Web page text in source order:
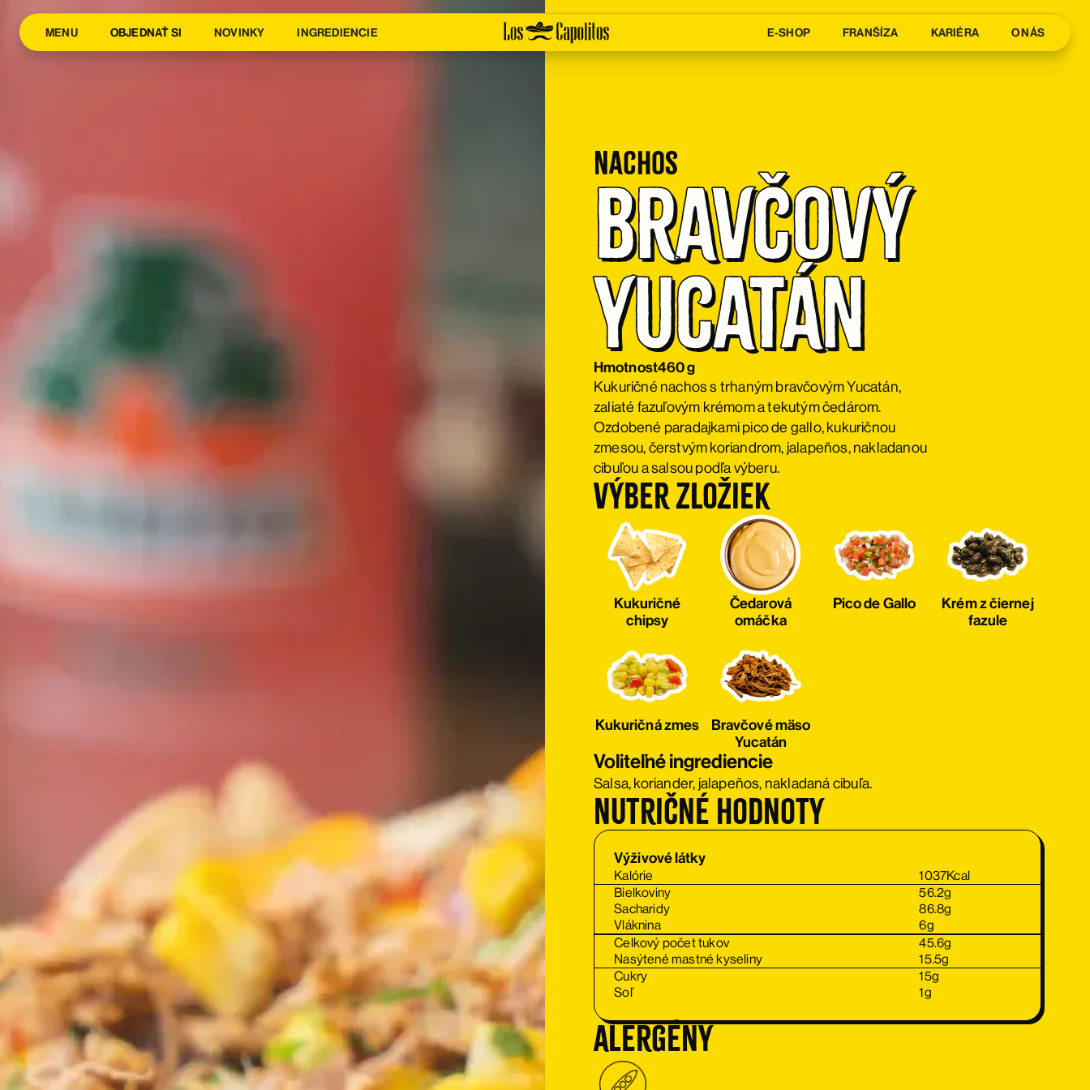
MENU OBJEDNAŤ SI NOVINKY INGREDIENCIE E-SHOP FRANŠÍZA KARIÉRA O NÁS
Nachos
Bravčový
Yucatán
Hmotnost460 g
Kukuričné nachos s trhaným bravčovým Yucatán,
zaliaté fazuľovým krémom a tekutým čedárom.
Ozdobené paradajkami pico de gallo, kukuričnou
zmesou, čerstvým koriandrom, jalapeños, nakladanou
cibuľou a salsou podľa výberu.
Výber zložiek
Kukuričné
chipsy
Čedarová
omáčka
Pico de Gallo
Krém z čiernej
fazule
Kukuričná zmes
Bravčové mäso
Yucatán
Voliteľné ingrediencie
Salsa, koriander, jalapeños, nakladaná cibuľa.
Nutričné hodnoty
Výživové látky
Kalórie 1037Kcal
Bielkoviny
56.2g
Sacharidy
86.8g
Vláknina
6g
Celkový počet tukov
45.6g
Nasýtené mastné kyseliny
15.5g
Cukry
15g
Soľ
1g
alergény